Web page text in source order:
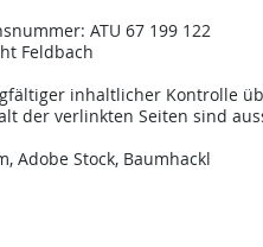
ATU 67 199 122
Feldbach
inhaltlicher Kontrolle
der verlinkten Seiten sind
Adobe Stock, Baumhackl